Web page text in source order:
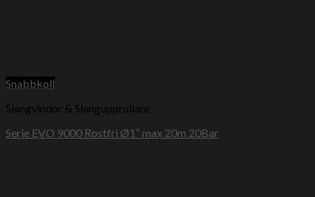
Snabbkoll
Slangvindor & Slangupprullare
Serie EVO 9000 Rostfri Ø1″ max 20m 20Bar